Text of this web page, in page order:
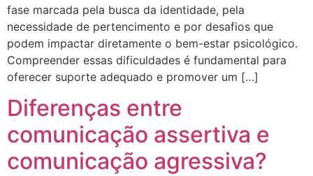
fase marcada pela busca da identidade, pela
necessidade de pertencimento e por desafios que
podem impactar diretamente o bem-estar psicológico.
Compreender essas dificuldades é fundamental para
oferecer suporte adequado e promover um […]
Diferenças entre
comunicação assertiva e
comunicação agressiva?